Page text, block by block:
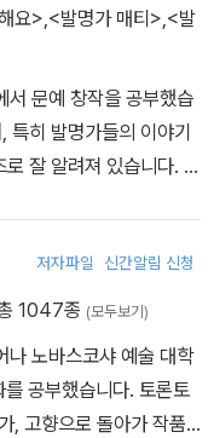
요>,<발명가 매티>,<발
서 문예 창작을 공부했습
특히 발명가들의 이야기
잘 알려져 있습니다. 이
Children’s Book
주관하는 ‘어린이를
테일 아동 도서 상을
살고 있습니다.
저자파일 신간알림 신청
1047종 (모두보기)
나 노바스코샤 예술 대학
공부했습니다. 토론토
, 고향으로 돌아가 작품